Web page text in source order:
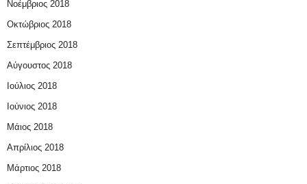
Νοέμβριος 2018
Οκτώβριος 2018
Σεπτέμβριος 2018
Αύγουστος 2018
Ιούλιος 2018
Ιούνιος 2018
Μάιος 2018
Απρίλιος 2018
Μάρτιος 2018